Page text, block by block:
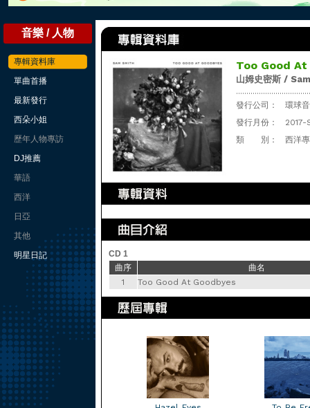
音樂 / 人物
專輯資料庫
單曲首播
最新發行
西朵小姐
歷年人物專訪
DJ推薦
華語
西洋
日亞
其他
明星日記
Too Good
山姆史密斯 /
發行公司：
環球
發行月份：
2017-
類 別：
西洋
CD 1
曲序
曲名
1
Too Good At Goodbyes